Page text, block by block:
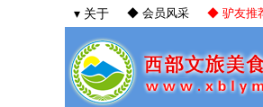
▾ 关于 ◆ 会员风采 ◆ 驴友推